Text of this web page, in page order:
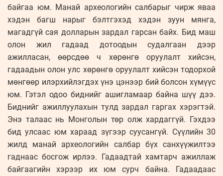
байгаа юм. Манай археологийн салбарыг чирж яваа
хэдэн багш нарыг бэлтгэхэд хэдэн зуун мянга,
магадгүй сая долларын зардал гарсан байх. Бид маш
олон жил гадаад дотоодын судалгаан дээр
ажилласан, өөрсдөө ч хөрөнгө оруулалт хийсэн,
гадаадын олон улс хөрөнгө оруулалт хийсэн тодорхой
мөнгөөр илэрхийлэгдэх үнэ цэнээр бий болсон хүмүүс
юм. Гэтэл одоо биднийг ашигламаар байна шүү дээ.
Биднийг ажиллуулахын тулд зардал гаргах хэрэгтэй.
Энэ талаас нь Монголын төр олж хардаггүй. Гэхдээ
бид улсаас юм хараад зүгээр суусангүй. Сүүлийн 30
жилд манай археологийн салбар бүх санхүүжилтээ
гаднаас босгож ирлээ. Гадаадтай хамтарч ажиллаж
байгаагийн хэрээр их юм сурч байна. Гадаадаас